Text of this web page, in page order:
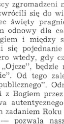
zgromadzeni
się do
święty
odnowy dla
i między
się pojednanie
wtedy, gdy
„Ojcze”, będzie
”. Od tego
”.
z Bogiem przez
autentycznego
zadaniem Roku
— pozwala